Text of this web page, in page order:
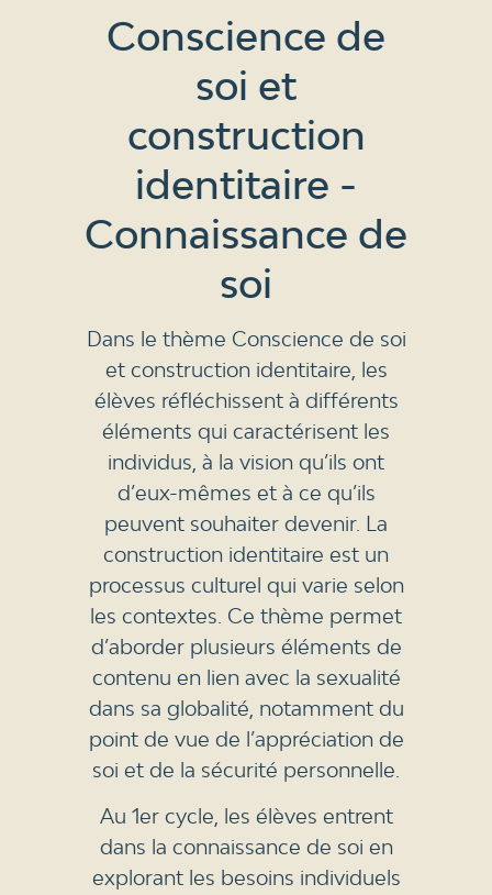
Conscience de
soi et
construction
identitaire -
Connaissance de
soi
Dans le thème Conscience de soi
et construction identitaire, les
élèves réfléchissent à différents
éléments qui caractérisent les
individus, à la vision qu’ils ont
d’eux-mêmes et à ce qu’ils
peuvent souhaiter devenir. La
construction identitaire est un
processus culturel qui varie selon
les contextes. Ce thème permet
d’aborder plusieurs éléments de
contenu en lien avec la sexualité
dans sa globalité, notamment du
point de vue de l’appréciation de
soi et de la sécurité personnelle.
Au 1er cycle, les élèves entrent
dans la connaissance de soi en
explorant les besoins individuels